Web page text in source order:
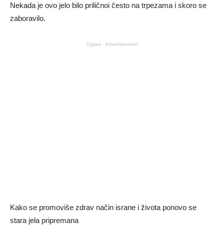
Nekada je ovo jelo bilo priličnoi često na trpezama i skoro se
zaboravilo.
Oglasi - Advertisement
Kako se promoviše zdrav način israne i života ponovo se
stara jela pripremana